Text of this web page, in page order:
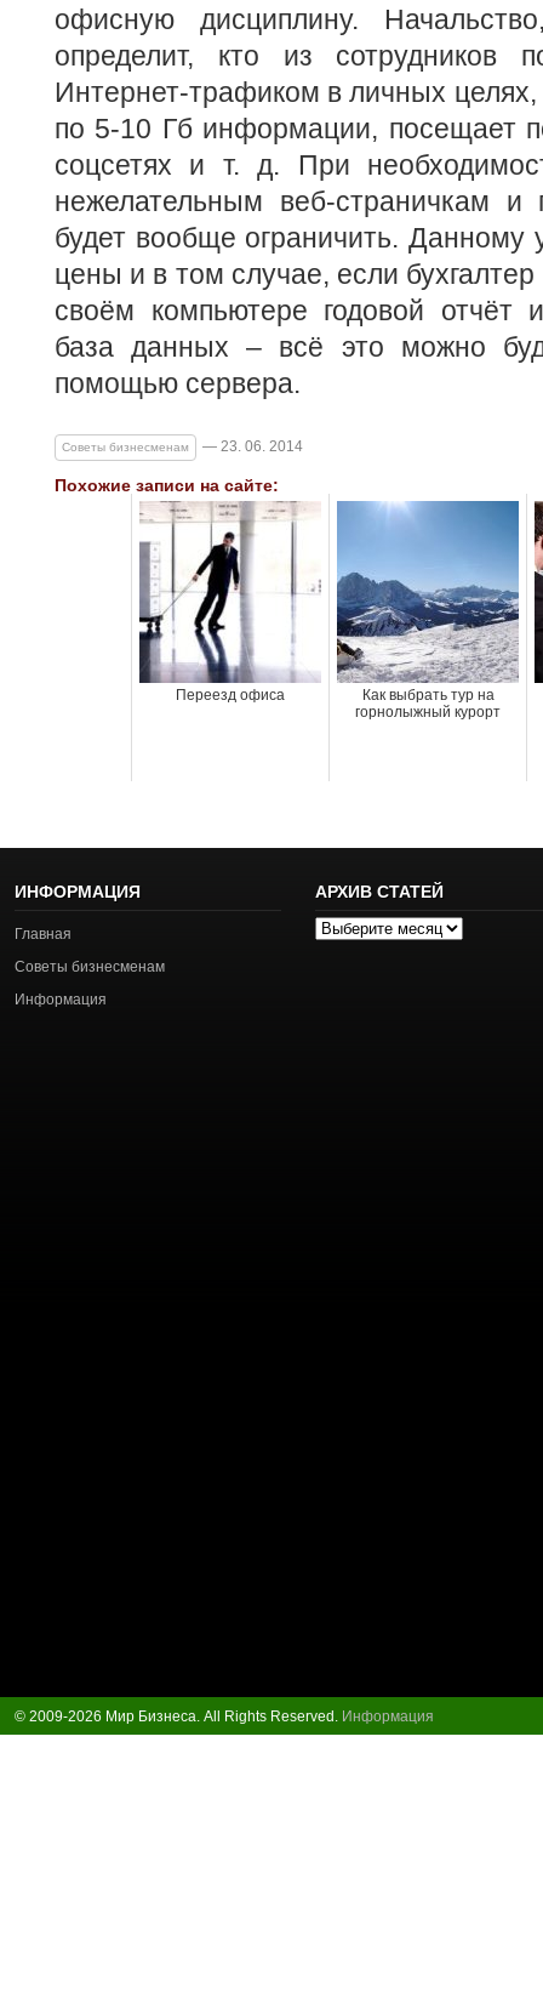
офисную дисциплину.
определит, кто из сотрудников
Интернет-трафиком в личных целях,
по 5-10 Гб информации, посещает
соцсетях и т. д. При
нежелательным веб-страничкам
будет вообще ограничить. Данному
цены и в том случае, если
своём компьютере годовой отчёт
база данных – всё это можно
помощью сервера.
Советы бизнесменам — 23. 06. 2014
Похожие записи на сайте:
Переезд офиса
Как выбрать тур на
горнолыжный курорт
ИНФОРМАЦИЯ
Главная
Советы бизнесменам
Информация
АРХИВ СТАТЕЙ
Архив
© 2009-2026 Мир Бизнеса. All Rights Reserved. Информация